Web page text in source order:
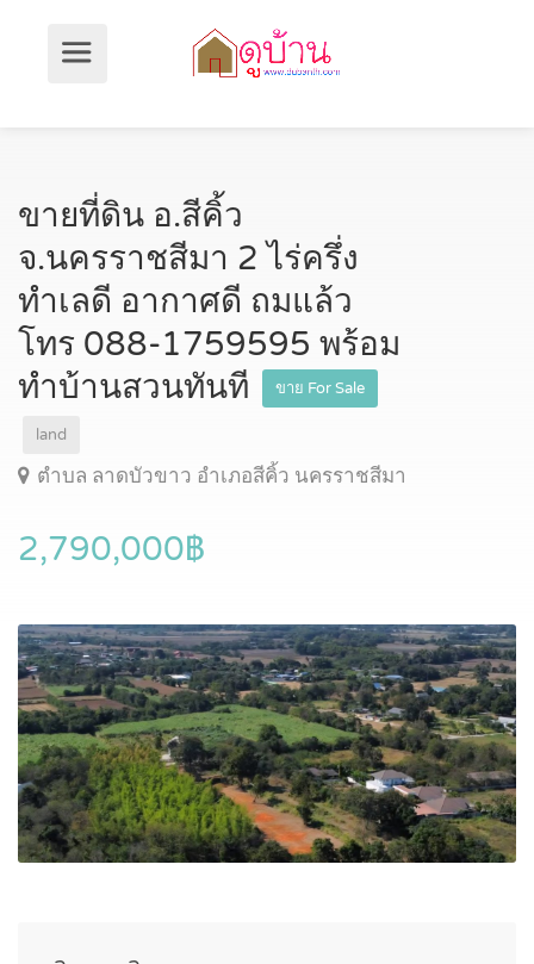
ขายที่ดิน อ.สีคิ้ว
จ.นครราชสีมา 2 ไร่ครึ่ง
ทำเลดี อากาศดี ถมแล้ว
โทร 088-1759595 พร้อม
ทำบ้านสวนทันที
ขาย For Sale
land
ตำบล ลาดบัวขาว อำเภอสีคิ้ว นครราชสีมา
2,790,000฿